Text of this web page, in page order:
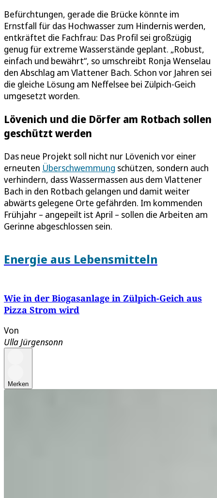
Befürchtungen, gerade die Brücke könnte im
Ernstfall für das Hochwasser zum Hindernis werden,
entkräftet die Fachfrau: Das Profil sei großzügig
genug für extreme Wasserstände geplant. „Robust,
einfach und bewährt“, so umschreibt Ronja Wenselau
den Abschlag am Vlattener Bach. Schon vor Jahren sei
die gleiche Lösung am Neffelsee bei Zülpich-Geich
umgesetzt worden.
Lövenich und die Dörfer am Rotbach sollen
geschützt werden
Das neue Projekt soll nicht nur Lövenich vor einer
erneuten Überschwemmung schützen, sondern auch
verhindern, dass Wassermassen aus dem Vlattener
Bach in den Rotbach gelangen und damit weiter
abwärts gelegene Orte gefährden. Im kommenden
Frühjahr – angepeilt ist April – sollen die Arbeiten am
Gerinne abgeschlossen sein.
Energie aus Lebensmitteln
Wie in der Biogasanlage in Zülpich-Geich aus
Pizza Strom wird
Von
Ulla Jürgensonn
Merken